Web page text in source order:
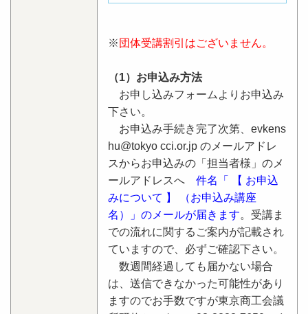
※ 団体受講割引はございません。
（1）お申込み方法
お申し込みフォームよりお申込み
下さい。
お申込み手続き完了次第、evkens
hu@tokyo cci.or.jp のメールアドレ
スからお申込みの「担当者様」のメ
ールアドレスへ 件名「 【 お申込
みについて 】 （お申込み講座
名）」のメールが届きます。受講ま
での流れに関するご案内が記載され
ていますので、必ずご確認下さい。
数週間経過しても届かない場合
は、送信できなかった可能性があり
ますのでお手数ですが東京商工会議